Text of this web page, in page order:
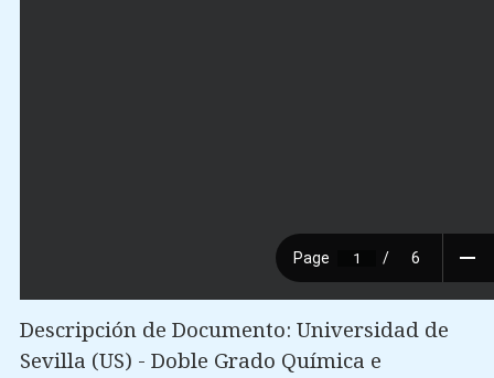
Descripción de Documento: Universidad de
Sevilla (US) - Doble Grado Química e